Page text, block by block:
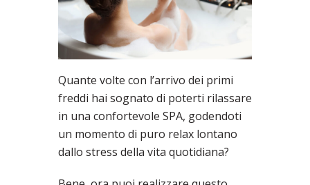
Quante volte con l’arrivo dei primi
freddi hai sognato di poterti rilassare
in una confortevole SPA, godendoti
un momento di puro relax lontano
dallo stress della vita quotidiana?